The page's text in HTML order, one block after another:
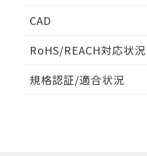
CAD
RoHS/REACH対応状況
EU RoHS 注意事項・凡例
規格認証/適合状況